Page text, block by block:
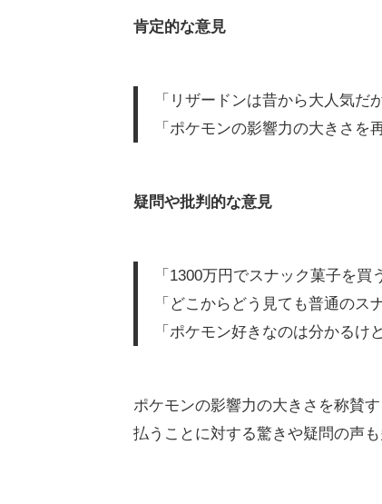
肯定的な意見
「リザードンは昔から大人気だ
「ポケモンの影響力の大きさを
疑問や批判的な意見
「1300万円でスナック菓子を
「どこからどう見ても普通のス
「ポケモン好きなのは分かるけ
ポケモンの影響力の大きさを称賛
払うことに対する驚きや疑問の声も